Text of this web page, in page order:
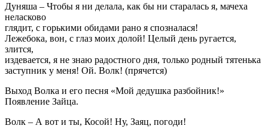
Дуняша – Чтобы я ни делала, как бы ни старалась я, мачеха
неласково
глядит, с горькими обидами рано я спозналася!
Лежебока, вон, с глаз моих долой! Целый день ругается,
злится,
издевается, я не знаю радостного дня, только родный тятенька
заступник у меня! Ой. Волк! (прячется)
Выход Волка и его песня «Мой дедушка разбойник!»
Появление Зайца.
Волк – А вот и ты, Косой! Ну, Заяц, погоди!